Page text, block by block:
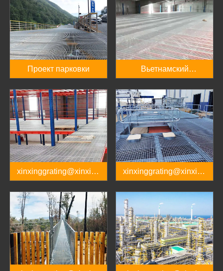
Проект парковки
Вьетнамский
шельфовый проект
xinxinggrating@xinxing
pipes.com.cn
xinxinggrating@xinxing
pipes.com.cn